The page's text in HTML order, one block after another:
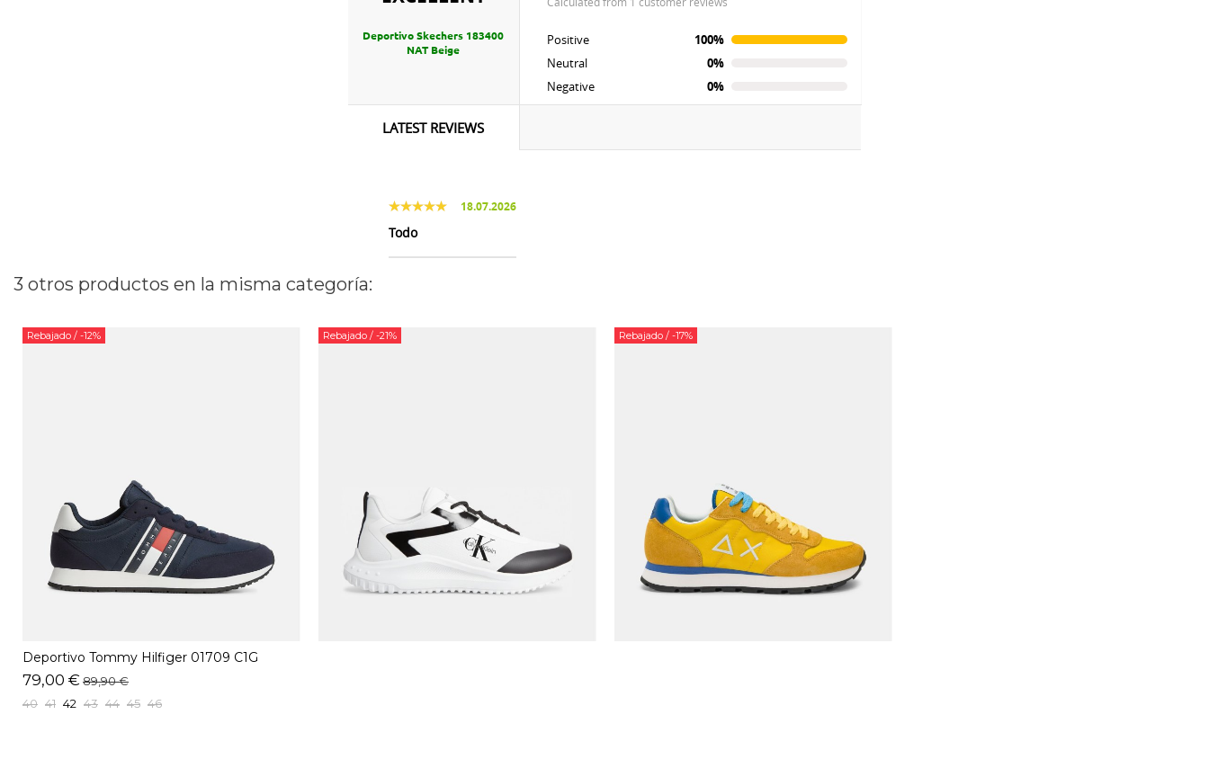
Deportivo Skechers 183400
NAT Beige
Positive
100%
Neutral
0%
Negative
0%
LATEST REVIEWS
18.07.2026
Todo
3 otros productos en la misma categoría:
Rebajado / -12%
Deportivo Tommy Hilfiger 01709 C1G
Marino
79,00 € 89,90 €
40 41 42 43 44 45 46
Rebajado / -21% Rebajado / -17%